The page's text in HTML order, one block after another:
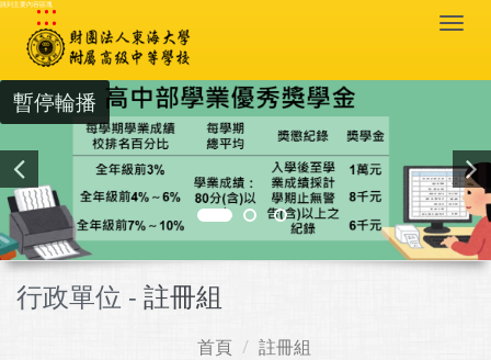
跳到主要內容區塊
:::
暫停輪播
行政單位 - 註冊組
首頁 註冊組